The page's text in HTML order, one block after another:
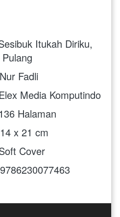
Itukah Diriku,
Fadli
Media Komputindo
Halaman
x 21 cm
Cover